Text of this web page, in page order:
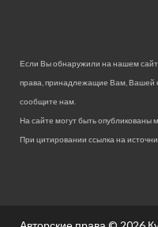
Если Вы обнаружили на нашем
права, принадлежащие Вам, Вашей
сообщите нам.
На сайте могут быть опубликованы
При цитировании ссылка на